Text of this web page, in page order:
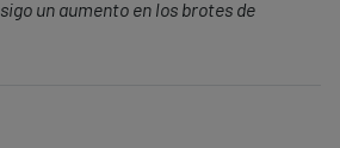
un aumento en los brotes de